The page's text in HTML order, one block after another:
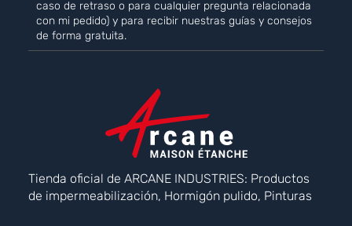
caso de retraso o para cualquier pregunta relacionada
con mi pedido) y para recibir nuestras guías y consejos
de forma gratuita.
Tienda oficial de ARCANE INDUSTRIES: Productos
de impermeabilización, Hormigón pulido, Pinturas